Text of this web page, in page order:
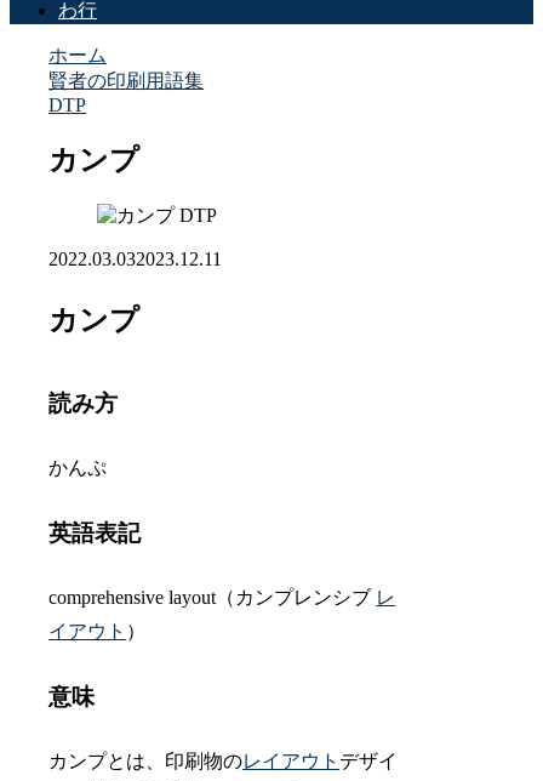
わ行
ホーム
賢者の印刷用語集
DTP
カンプ
DTP
2022.03.032023.12.11
カンプ
読み方
かんぷ
英語表記
comprehensive layout（カンプレンシブ レ
イアウト ）
意味
カンプとは、印刷物のレイアウト デザイ